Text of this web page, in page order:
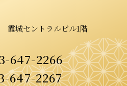
霞城セントラルビル1階
647-2266
647-2267